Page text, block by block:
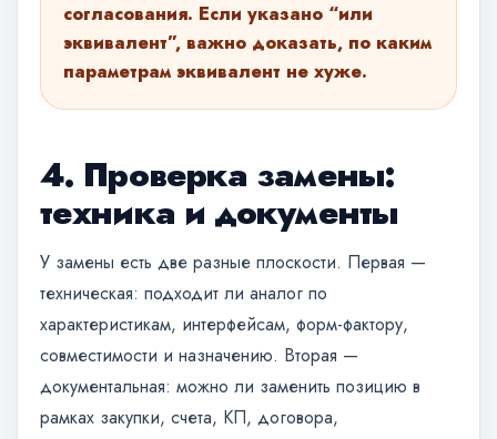
согласования. Если указано “или
эквивалент”, важно доказать, по каким
параметрам эквивалент не хуже.
4. Проверка замены:
техника и документы
У замены есть две разные плоскости. Первая —
техническая: подходит ли аналог по
характеристикам, интерфейсам, форм-фактору,
совместимости и назначению. Вторая —
документальная: можно ли заменить позицию в
рамках закупки, счета, КП, договора,